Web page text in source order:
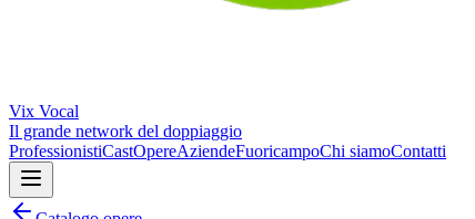
Vix Vocal
Il grande network del doppiaggio
ProfessionistiCastOpereAziendeFuoricampoChi siamoContatti